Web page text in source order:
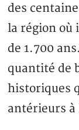
des
la région où
de 1.700
quantité de
historiques
antérieurs à